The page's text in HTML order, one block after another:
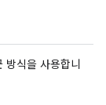
식을 사용합니